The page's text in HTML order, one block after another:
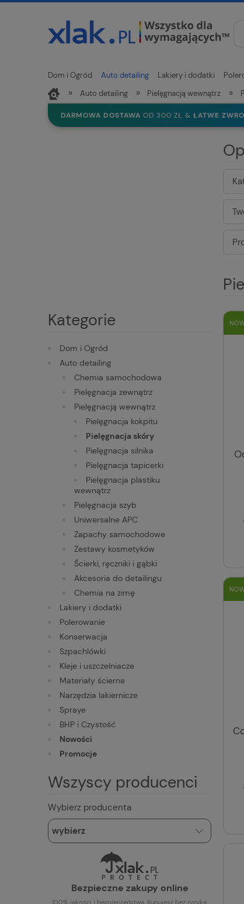
Dom i Ogród Auto detailing Lakiery i dodatki
Nowości
» Auto detailing » Pielęgnacją wewnątrz »
DARMOWA DOSTAWA OD 300 ZŁ & ŁATWE
Kategorie
Dom i Ogród
Auto detailing
Chemia samochodowa
Pielęgnacja zewnątrz
Pielęgnacją wewnątrz
Pielęgnacja kokpitu
Pielęgnacja skóry
Pielęgnacja silnika
Pielęgnacja tapicerki
Pielęgnacja plastiku
wewnątrz
Pielęgnacja szyb
Uniwersalne APC
Zapachy samochodowe
Zestawy kosmetyków
Ścierki, ręczniki i gąbki
Akcesoria do detailingu
Chemia na zimę
Lakiery i dodatki
Polerowanie
Konserwacja
Szpachlówki
Kleje i uszczelniacze
Materiały ścierne
Narzędzia lakiernicze
Spraye
BHP i Czystość
Nowości
Promocje
Wszyscy producenci
Wybierz producenta
Bezpieczne zakupy online
100% jakości i bezpieczeństwa. Kupujesz bez ryzyka.